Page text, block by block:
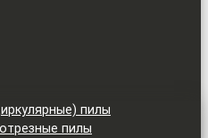
пилы
пилы